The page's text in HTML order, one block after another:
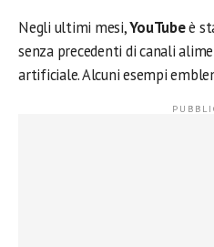
Negli ultimi mesi,YouTubeè
senza precedenti di canali
artificiale. Alcuni esempi